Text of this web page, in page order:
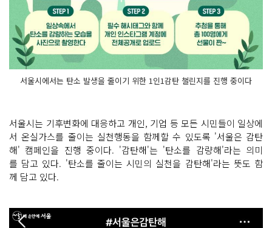
서울시에서는 탄소 발생을 줄이기 위한 1인1감탄 챌린지를 진행 중이다
서울시는 기후변화에 대응하고 개인, 기업 등 모든 시민들이 일상에
서 온실가스를 줄이는 실천행동을 함께할 수 있도록 '서울은 감탄
해' 캠페인을 진행 중이다. '감탄해'는 '탄소를 감량해'라는 의미
를 담고 있다. '탄소를 줄이는 시민의 실천을 감탄해'라는 뜻도 함
께 담고 있다.